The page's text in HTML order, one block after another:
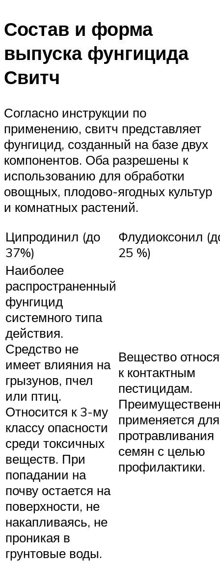
Состав и форма
выпуска фунгицида
Свитч
Согласно инструкции по
применению, свитч представляет
фунгицид, созданный на базе двух
компонентов. Оба разрешены к
использованию для обработки
овощных, плодово-ягодных культур
и комнатных растений.
Ципродинил (до
37%)
Флудиоксонил
25 %)
Наиболее
распространенный
фунгицид
системного типа
действия.
Средство не
имеет влияния на
грызунов, пчел
или птиц.
Относится к 3-му
классу опасности
среди токсичных
веществ. При
попадании на
почву остается на
поверхности, не
накапливаясь, не
проникая в
грунтовые воды.
Вещество
к контактным
пестицидам.
применяется для
протравливания
семян с целью
профилактики.